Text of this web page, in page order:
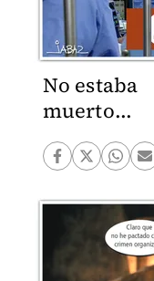
No estaba
muerto...